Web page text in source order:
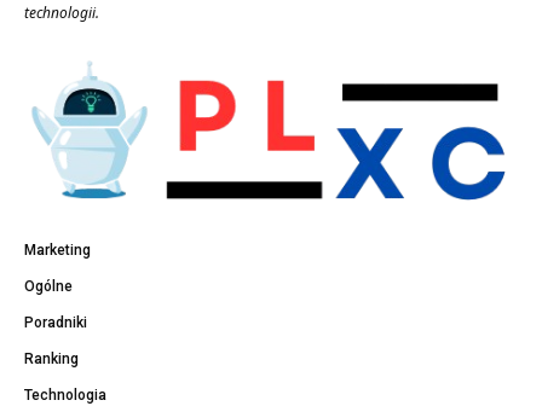
technologii.
Marketing
Ogólne
Poradniki
Ranking
Technologia